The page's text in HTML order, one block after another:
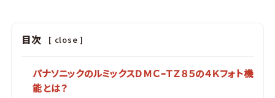
目次 [ close ]
パナソニックのルミックスＤＭＣｰＴＺ８５の４Ｋフォト機
能とは？